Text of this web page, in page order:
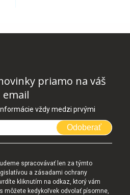
priamo na váš
email
vždy medzi prvými
Odoberať
spracovávať len za týmto
a zásadami ochrany
kliknutím na odkaz, ktorý vám
môžete kedykoľvek odvolať písomne,